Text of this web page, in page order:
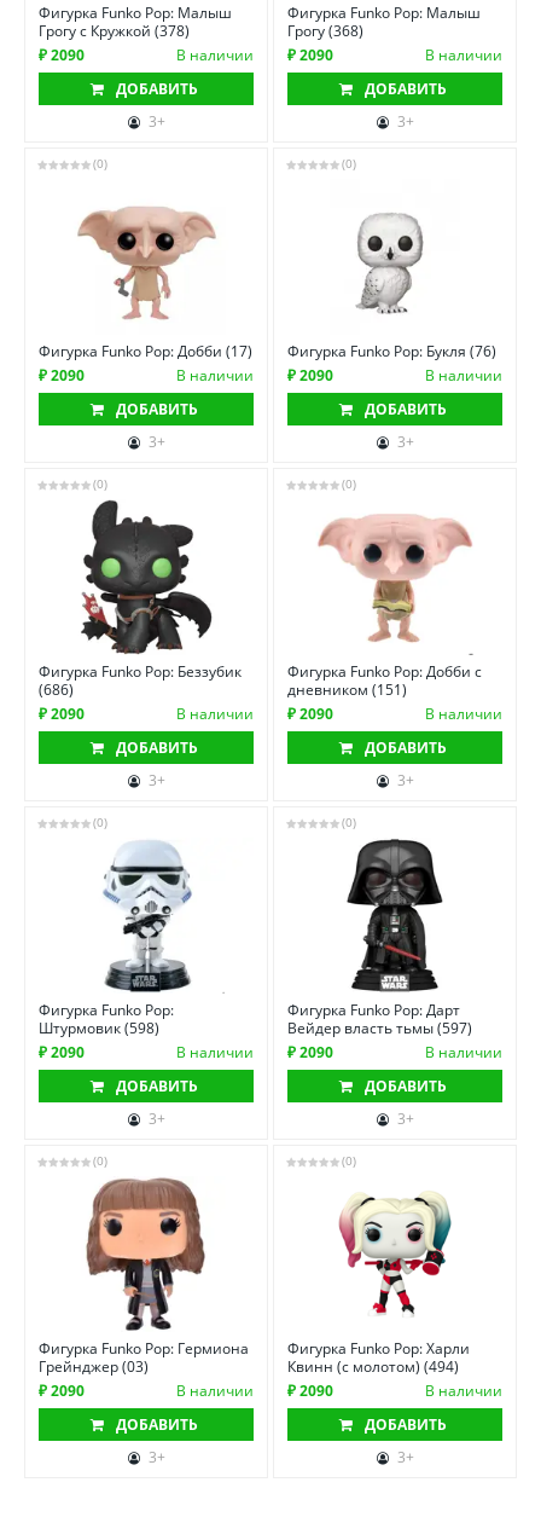
Фигурка Funko Pop: Малыш
Грогу с Кружкой (378)
₽ 2090
В наличии
ДОБАВИТЬ
3+
Фигурка Funko Pop: Малыш
Грогу (368)
₽ 2090
В наличии
ДОБАВИТЬ
3+
(0)
Фигурка Funko Pop: Добби (17)
₽ 2090
В наличии
ДОБАВИТЬ
3+
(0)
Фигурка Funko Pop: Букля (76)
₽ 2090
В наличии
ДОБАВИТЬ
3+
(0)
Фигурка Funko Pop: Беззубик
(686)
₽ 2090
В наличии
ДОБАВИТЬ
3+
(0)
Фигурка Funko Pop: Добби с
дневником (151)
₽ 2090
В наличии
ДОБАВИТЬ
3+
(0)
Фигурка Funko Pop:
Штурмовик (598)
₽ 2090
В наличии
ДОБАВИТЬ
3+
(0)
Фигурка Funko Pop: Дарт
Вейдер власть тьмы (597)
₽ 2090
В наличии
ДОБАВИТЬ
3+
(0)
Фигурка Funko Pop: Гермиона
Грейнджер (03)
₽ 2090
В наличии
ДОБАВИТЬ
3+
(0)
Фигурка Funko Pop: Харли
Квинн (с молотом) (494)
₽ 2090
В наличии
ДОБАВИТЬ
3+